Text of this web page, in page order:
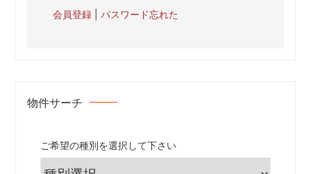
会員登録 |パスワード忘れた
物件サーチ
ご希望の種別を選択して下さい